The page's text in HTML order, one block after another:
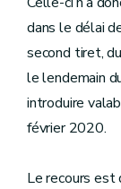
dans le délai
second tiret,
le lendemain
introduire
février 2020.
Le recours